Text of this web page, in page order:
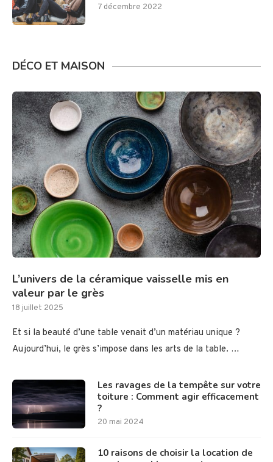
7 décembre 2022
DÉCO ET MAISON
L’univers de la céramique vaisselle mis en
valeur par le grès
18 juillet 2025
Et si la beauté d’une table venait d’un matériau unique ?
Aujourd’hui, le grès s’impose dans les arts de la table. …
Les ravages de la tempête sur votre
toiture : Comment agir efficacement
?
20 mai 2024
10 raisons de choisir la location de